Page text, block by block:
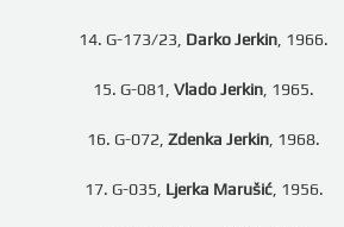
14. G-173/23, Darko Jerkin , 1966.
15. G-081, Vlado Jerkin , 1965.
16. G-072, Zdenka Jerkin , 1968.
17. G-035, Ljerka Marušić, 1956.